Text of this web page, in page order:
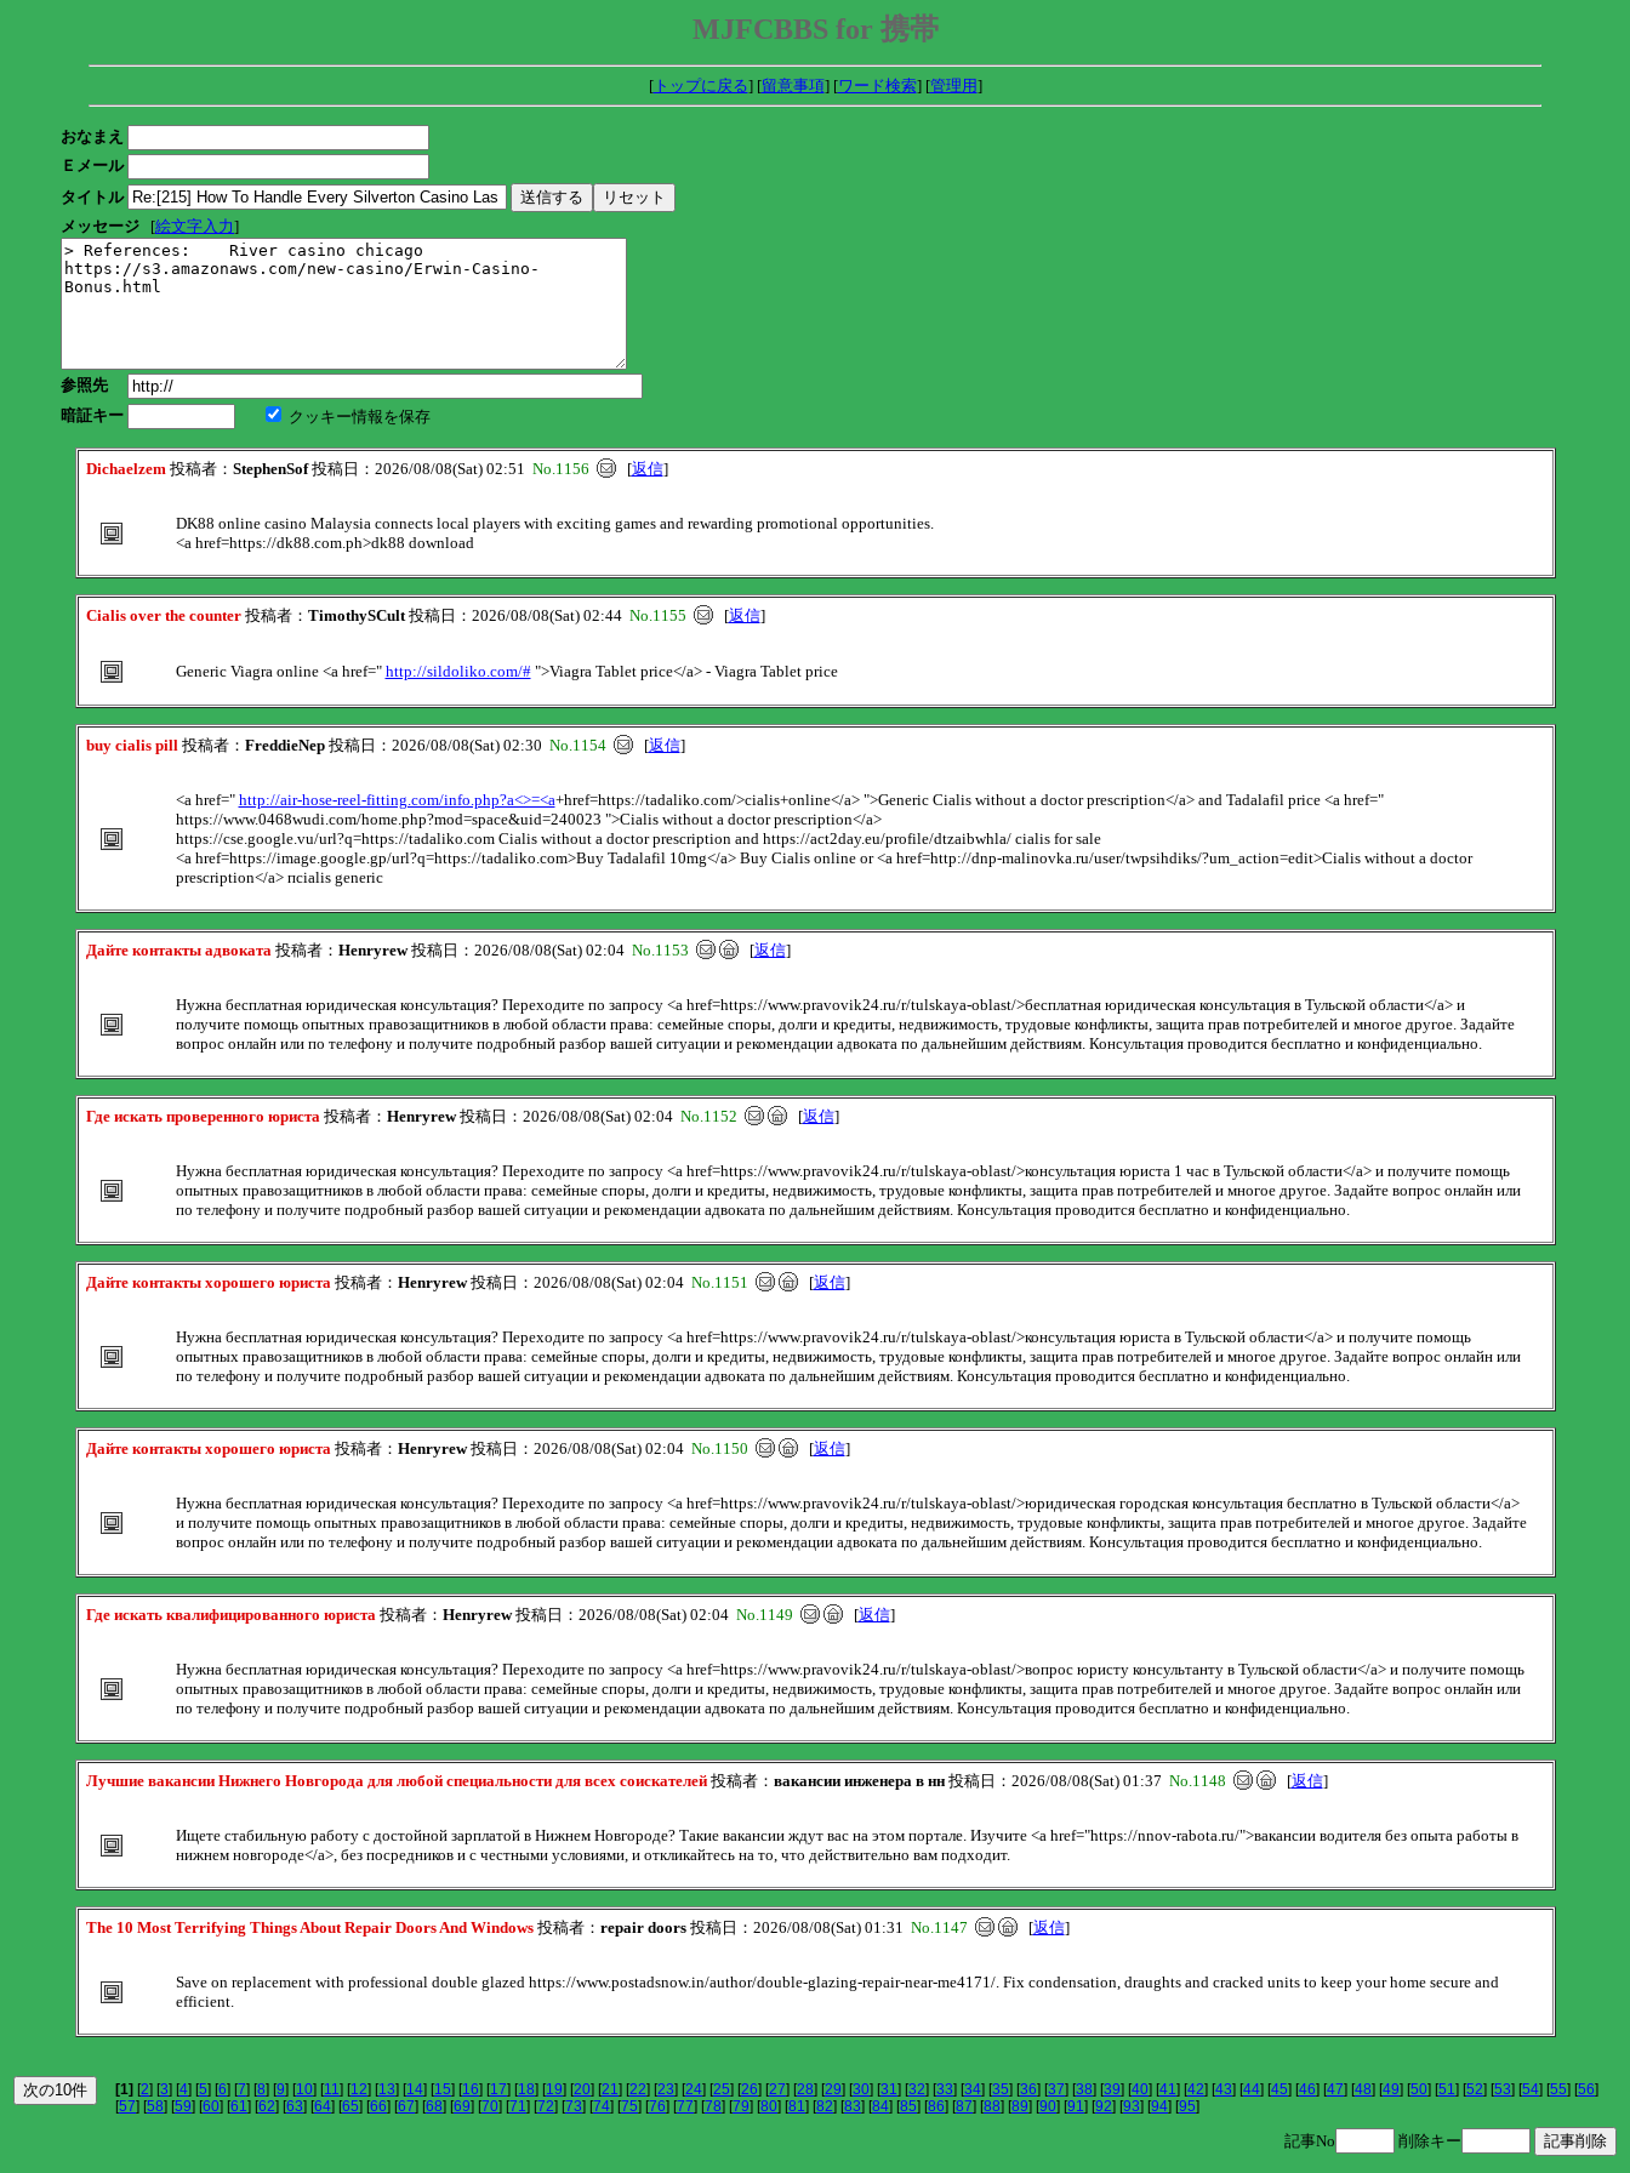
MJFCBBS for 携帯
[トップに戻る] [留意事項] [ワード検索] [管理用]
おなまえ
Ｅメール
タイトル
メッセージ [絵文字入力]
参照先
暗証キー
クッキー情報を保存
Dichaelzem投稿者： StephenSof投稿日：2026/08/08(Sat) 02:51 No.1156 [返信]
DK88 online casino Malaysia connects local players with exciting games and rewarding promotional opportunities.
<a href=https://dk88.com.ph>dk88 download
Cialis over the counter投稿者： TimothySCult投稿日：2026/08/08(Sat) 02:44 No.1155 [返信]
Generic Viagra online <a href=" http://sildoliko.com/#">Viagra Tablet price</a> - Viagra Tablet price
buy cialis pill投稿者： FreddieNep投稿日：2026/08/08(Sat) 02:30 No.1154 [返信]
<a href=" http://air-hose-reel-fitting.com/info.php?a<>=<a+href=https://tadaliko.com/>cialis+online</a> ">Generic Cialis without a doctor prescription</a> and Tadalafil price <a href="
https://www.0468wudi.com/home.php?mod=space&uid=240023 ">Cialis without a doctor prescription</a>
https://cse.google.vu/url?q=https://tadaliko.com Cialis without a doctor prescription and https://act2day.eu/profile/dtzaibwhla/ cialis for sale
<a href=https://image.google.gp/url?q=https://tadaliko.com>Buy Tadalafil 10mg</a> Buy Cialis online or <a href=http://dnp-malinovka.ru/user/twpsihdiks/?um_action=edit>Cialis without a doctor
prescription</a> пcialis generic
Дайте контакты адвоката投稿者： Henryrew投稿日：2026/08/08(Sat) 02:04 No.1153 [返信]
Нужна бесплатная юридическая консультация? Переходите по запросу <a href=https://www.pravovik24.ru/r/tulskaya-oblast/>бесплатная юридическая консультация в Тульской области</a> и
получите помощь опытных правозащитников в любой области права: семейные споры, долги и кредиты, недвижимость, трудовые конфликты, защита прав потребителей и многое другое. Задайте
вопрос онлайн или по телефону и получите подробный разбор вашей ситуации и рекомендации адвоката по дальнейшим действиям. Консультация проводится бесплатно и конфиденциально.
Где искать проверенного юриста投稿者： Henryrew投稿日：2026/08/08(Sat) 02:04 No.1152 [返信]
Нужна бесплатная юридическая консультация? Переходите по запросу <a href=https://www.pravovik24.ru/r/tulskaya-oblast/>консультация юриста 1 час в Тульской области</a> и получите помощь
опытных правозащитников в любой области права: семейные споры, долги и кредиты, недвижимость, трудовые конфликты, защита прав потребителей и многое другое. Задайте вопрос онлайн или
по телефону и получите подробный разбор вашей ситуации и рекомендации адвоката по дальнейшим действиям. Консультация проводится бесплатно и конфиденциально.
Дайте контакты хорошего юриста投稿者： Henryrew投稿日：2026/08/08(Sat) 02:04 No.1151 [返信]
Нужна бесплатная юридическая консультация? Переходите по запросу <a href=https://www.pravovik24.ru/r/tulskaya-oblast/>консультация юриста в Тульской области</a> и получите помощь
опытных правозащитников в любой области права: семейные споры, долги и кредиты, недвижимость, трудовые конфликты, защита прав потребителей и многое другое. Задайте вопрос онлайн или
по телефону и получите подробный разбор вашей ситуации и рекомендации адвоката по дальнейшим действиям. Консультация проводится бесплатно и конфиденциально.
Дайте контакты хорошего юриста投稿者： Henryrew投稿日：2026/08/08(Sat) 02:04 No.1150 [返信]
Нужна бесплатная юридическая консультация? Переходите по запросу <a href=https://www.pravovik24.ru/r/tulskaya-oblast/>юридическая городская консультация бесплатно в Тульской области</a>
и получите помощь опытных правозащитников в любой области права: семейные споры, долги и кредиты, недвижимость, трудовые конфликты, защита прав потребителей и многое другое. Задайте
вопрос онлайн или по телефону и получите подробный разбор вашей ситуации и рекомендации адвоката по дальнейшим действиям. Консультация проводится бесплатно и конфиденциально.
Где искать квалифицированного юриста投稿者： Henryrew投稿日：2026/08/08(Sat) 02:04 No.1149 [返信]
Нужна бесплатная юридическая консультация? Переходите по запросу <a href=https://www.pravovik24.ru/r/tulskaya-oblast/>вопрос юристу консультанту в Тульской области</a> и получите помощь
опытных правозащитников в любой области права: семейные споры, долги и кредиты, недвижимость, трудовые конфликты, защита прав потребителей и многое другое. Задайте вопрос онлайн или
по телефону и получите подробный разбор вашей ситуации и рекомендации адвоката по дальнейшим действиям. Консультация проводится бесплатно и конфиденциально.
Лучшие вакансии Нижнего Новгорода для любой специальности для всех соискателей投稿者： вакансии инженера в нн投稿日：2026/08/08(Sat) 01:37 No.1148 [返信]
Ищете стабильную работу с достойной зарплатой в Нижнем Новгороде? Такие вакансии ждут вас на этом портале. Изучите <a href="https://nnov-rabota.ru/">вакансии водителя без опыта работы в
нижнем новгороде</a>, без посредников и с честными условиями, и откликайтесь на то, что действительно вам подходит.
The 10 Most Terrifying Things About Repair Doors And Windows投稿者： repair doors投稿日：2026/08/08(Sat) 01:31 No.1147 [返信]
Save on replacement with professional double glazed https://www.postadsnow.in/author/double-glazing-repair-near-me4171/. Fix condensation, draughts and cracked units to keep your home secure and
efficient.
[1] [2] [3] [4] [5] [6] [7] [8] [9] [10] [11] [12] [13] [14] [15] [16] [17] [18] [19] [20] [21] [22] [23] [24] [25] [26] [27] [28] [29] [30] [31] [32] [33] [34] [35] [36] [37] [38] [39] [40] [41] [42] [43] [44] [45] [46] [47] [48] [49] [50] [51] [52] [53] [54] [55] [56]
[57] [58] [59] [60] [61] [62] [63] [64] [65] [66] [67] [68] [69] [70] [71] [72] [73] [74] [75] [76] [77] [78] [79] [80] [81] [82] [83] [84] [85] [86] [87] [88] [89] [90] [91] [92] [93] [94] [95]
記事No 削除キー